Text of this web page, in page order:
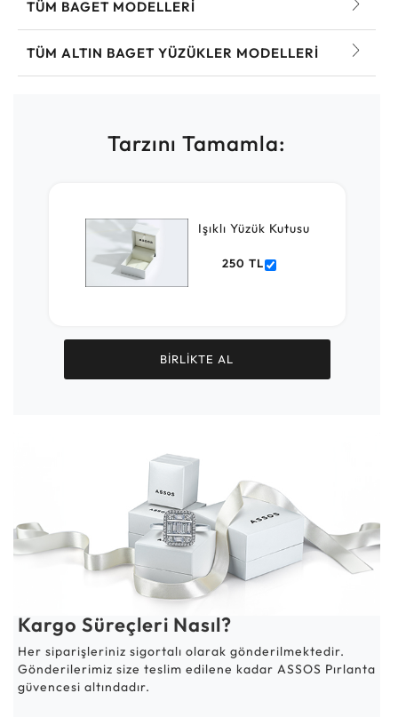
TÜM BAGET MODELLERI
TÜM ALTIN BAGET YÜZÜKLER MODELLERI
Tarzını Tamamla:
Işıklı Yüzük Kutusu
250 TL
BİRLİKTE AL
Kargo Süreçleri Nasıl?
Her siparişleriniz sigortalı olarak gönderilmektedir.
Gönderilerimiz size teslim edilene kadar ASSOS Pırlanta
güvencesi altındadır.